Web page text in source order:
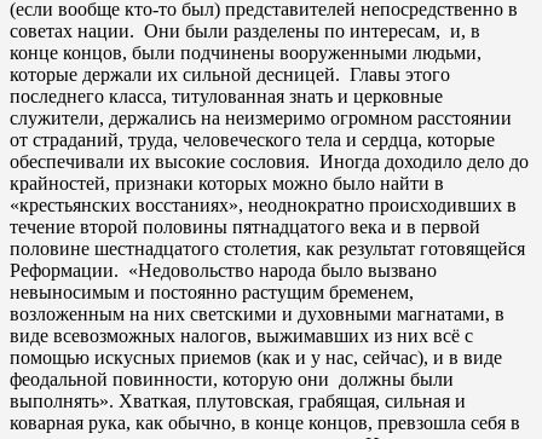
(если вообще кто-то был) представителей непосредственно в
советах нации. Они были разделены по интересам, и, в
конце концов, были подчинены вооруженными людьми,
которые держали их сильной десницей. Главы этого
последнего класса, титулованная знать и церковные
служители, держались на неизмеримо огромном расстоянии
от страданий, труда, человеческого тела и сердца, которые
обеспечивали их высокие сословия. Иногда доходило дело до
крайностей, признаки которых можно было найти в
«крестьянских восстаниях», неоднократно происходивших в
течение второй половины пятнадцатого века и в первой
половине шестнадцатого столетия, как результат готовящейся
Реформации. «Недовольство народа было вызвано
невыносимым и постоянно растущим бременем,
возложенным на них светскими и духовными магнатами, в
виде всевозможных налогов, выжимавших из них всё с
помощью искусных приемов (как и у нас, сейчас), и в виде
феодальной повинности, которую они должны были
выполнять». Хваткая, плутовская, грабящая, сильная и
коварная рука, как обычно, в конце концов, превзошла себя в